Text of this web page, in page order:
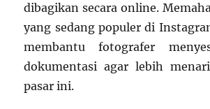
dibagikan secara online.
yang sedang populer di
membantu fotografer
dokumentasi agar lebih
pasar ini.